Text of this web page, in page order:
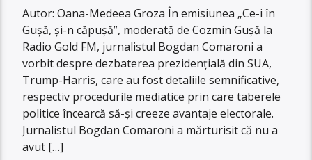
Autor: Oana-Medeea Groza În emisiunea „Ce-i în
Gușă, și-n căpușă”, moderată de Cozmin Gușă la
Radio Gold FM, jurnalistul Bogdan Comaroni a
vorbit despre dezbaterea prezidențială din SUA,
Trump-Harris, care au fost detaliile semnificative,
respectiv procedurile mediatice prin care taberele
politice încearcă să-și creeze avantaje electorale.
Jurnalistul Bogdan Comaroni a mărturisit că nu a
avut […]